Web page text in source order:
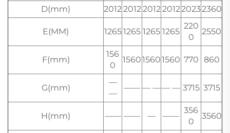
D(mm) 201220122012201220232360
E(MM) 12651265 1265 1265
220
0
2550
F(mm)
156
0
156015601560 770 860
G(mm)
—
—
—— — —— — 3715 3715
H(mm) —— —— — ——
356
0
3560